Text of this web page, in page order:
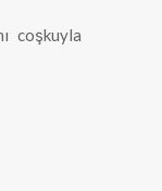
coşkuyla